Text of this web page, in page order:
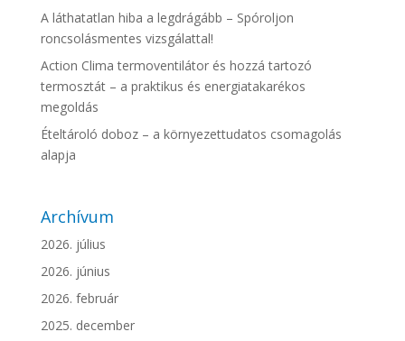
A láthatatlan hiba a legdrágább – Spóroljon
roncsolásmentes vizsgálattal!
Action Clima termoventilátor és hozzá tartozó
termosztát – a praktikus és energiatakarékos
megoldás
Ételtároló doboz – a környezettudatos csomagolás
alapja
Archívum
2026. július
2026. június
2026. február
2025. december